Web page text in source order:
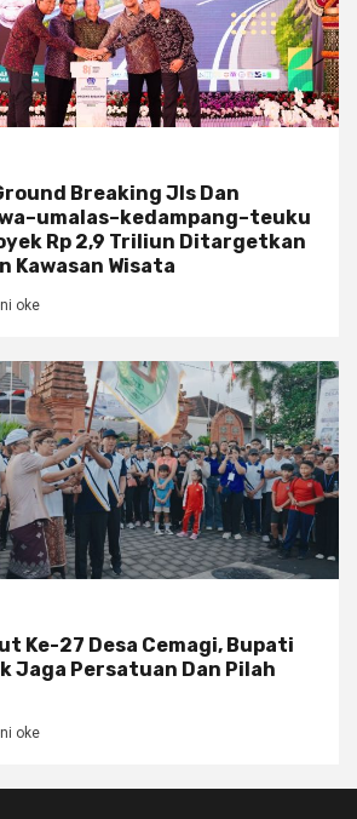
Breaking Jls Dan
Rp 2,9 Triliun Ditargetkan
Kawasan Wisata
oke
Ke-27 Desa Cemagi, Bupati
Jaga Persatuan Dan Pilah
oke